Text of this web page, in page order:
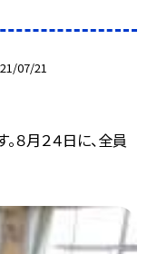
07/21
８月２４日に、全員